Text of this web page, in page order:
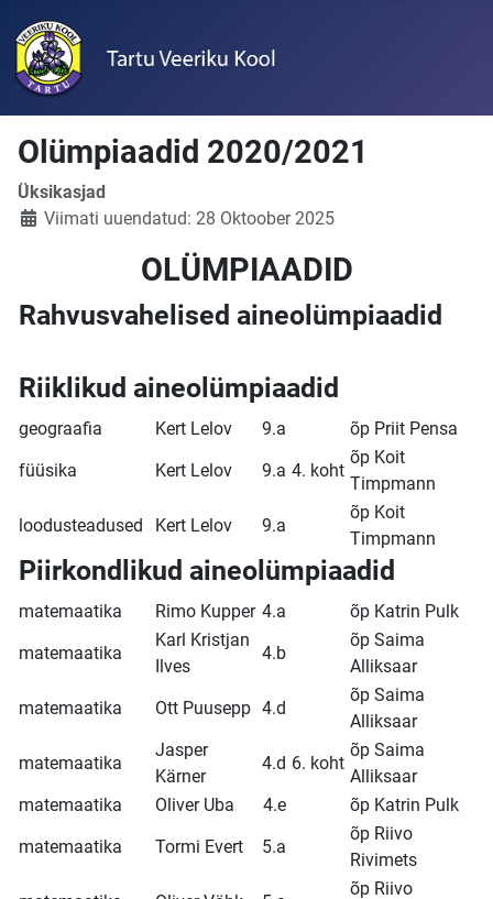
Olümpiaadid 2020/2021
Üksikasjad
Viimati uuendatud: 28 Oktoober 2025
OLÜMPIAADID
Rahvusvahelised aineolümpiaadid
Riiklikud aineolümpiaadid
geograafia Kert Lelov 9.a
õp Priit Pensa
füüsika
Kert Lelov 9.a 4. koht
õp Koit
Timpmann
loodusteadused
Kert Lelov 9.a
õp Koit
Timpmann
Piirkondlikud aineolümpiaadid
matemaatika Rimo Kupper 4.a
õp Katrin Pulk
matemaatika
Karl Kristjan
Ilves
4.b
õp Saima
Alliksaar
matemaatika
Ott Puusepp 4.d
õp Saima
Alliksaar
matemaatika
Jasper
Kärner
4.d 6. koht
õp Saima
Alliksaar
matemaatika
Oliver Uba 4.e
õp Katrin Pulk
matemaatika
Tormi Evert 5.a
õp Riivo
Rivimets
õp Riivo